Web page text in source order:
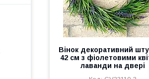
Вінок декоративний
42 см з фіолетовими
лаванди на двері